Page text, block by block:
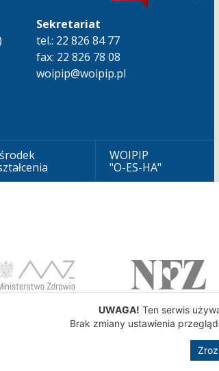
Sekretariat
tel.: 22 826 84 77
fax: 22 826 78 08
woipip@woipip.pl
WOIPIP
"O-ES-HA"
Okręgowa Izba Pielęgniarek i
UWAGA! Ten serwis
Brak zmiany ustawienia